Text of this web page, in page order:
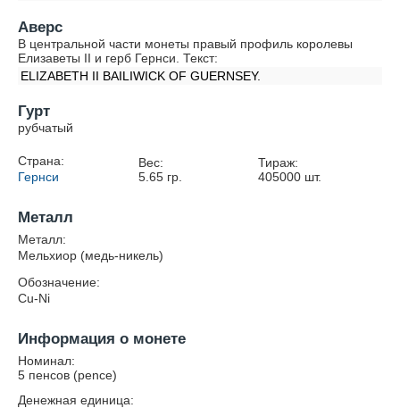
Аверс
В центральной части монеты правый профиль королевы
Елизаветы II и герб Гернси. Текст:
ELIZABETH II BAILIWICK OF GUERNSEY.
Гурт
рубчатый
Страна:
Гернси
Вес:
5.65гр.
Тираж:
405000 шт.
Металл
Металл:
Мельхиор (медь-никель)
Обозначение:
Cu-Ni
Информация о монете
Номинал:
5 пенсов (pence)
Денежная единица: